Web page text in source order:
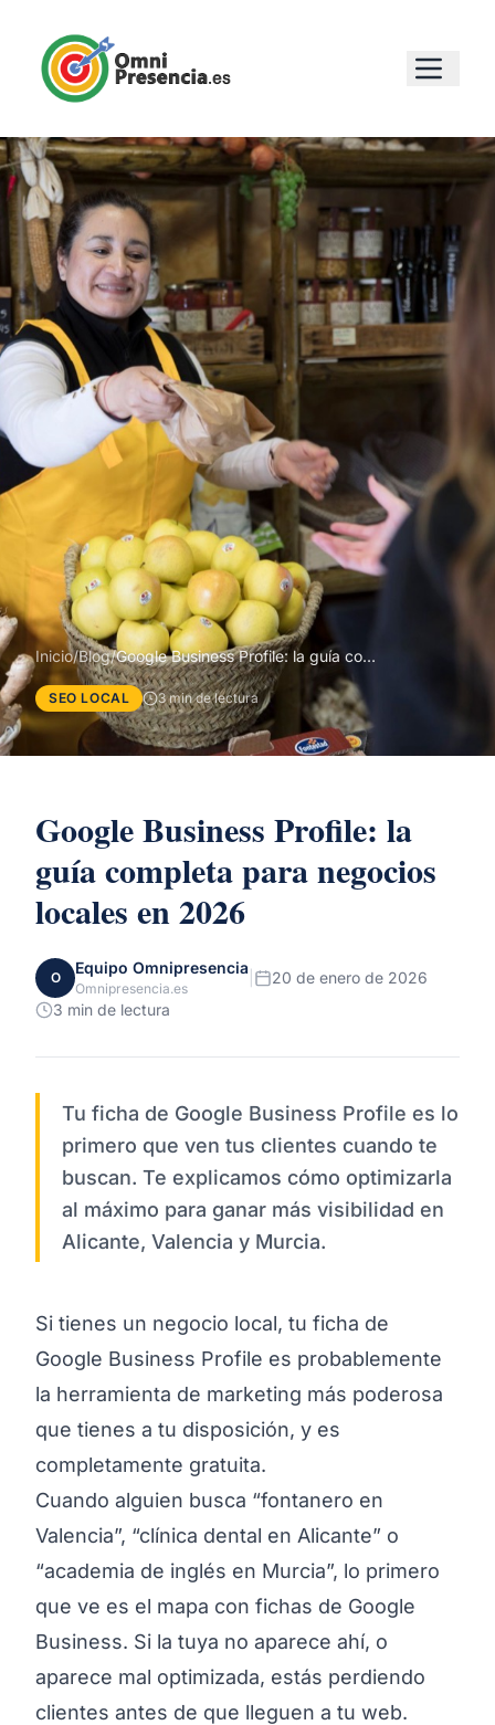
Inicio/Blog/ Google Business Profile: la guía completa para negocios locales en 2026
SEO LOCAL 3 min de lectura
Google Business Profile: la
guía completa para negocios
locales en 2026
O
Equipo Omnipresencia
Omnipresencia.es
20 de enero de 2026
3 min de lectura
Tu ficha de Google Business Profile es lo
primero que ven tus clientes cuando te
buscan. Te explicamos cómo optimizarla
al máximo para ganar más visibilidad en
Alicante, Valencia y Murcia.
Si tienes un negocio local, tu ficha de
Google Business Profile es probablemente
la herramienta de marketing más poderosa
que tienes a tu disposición, y es
completamente gratuita.
Cuando alguien busca “fontanero en
Valencia”, “clínica dental en Alicante” o
“academia de inglés en Murcia”, lo primero
que ve es el mapa con fichas de Google
Business. Si la tuya no aparece ahí, o
aparece mal optimizada, estás perdiendo
clientes antes de que lleguen a tu web.